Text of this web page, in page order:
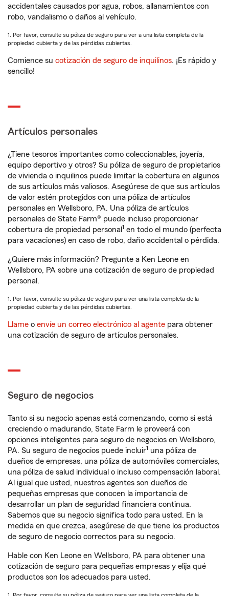
accidentales causados por agua, robos, allanamientos con
robo, vandalismo o daños al vehículo.
1. Por favor, consulte su póliza de seguro para ver a una lista completa de la
propiedad cubierta y de las pérdidas cubiertas.
Comience su cotización de seguro de inquilinos. ¡Es rápido y
sencillo!
Artículos personales
¿Tiene tesoros importantes como coleccionables, joyería,
equipo deportivo y otros? Su póliza de seguro de propietarios
de vivienda o inquilinos puede limitar la cobertura en algunos
de sus artículos más valiosos. Asegúrese de que sus artículos
de valor estén protegidos con una póliza de artículos
personales en Wellsboro, PA. Una póliza de artículos
personales de State Farm® puede incluso proporcionar
cobertura de propiedad personal 1 en todo el mundo (perfecta
para vacaciones) en caso de robo, daño accidental o pérdida.
¿Quiere más información? Pregunte a Ken Leone en
Wellsboro, PA sobre una cotización de seguro de propiedad
personal.
1. Por favor, consulte su póliza de seguro para ver una lista completa de la
propiedad cubierta y de las pérdidas cubiertas.
Llame o envíe un correo electrónico al agente para obtener
una cotización de seguro de artículos personales.
Seguro de negocios
Tanto si su negocio apenas está comenzando, como si está
creciendo o madurando, State Farm le proveerá con
opciones inteligentes para seguro de negocios en Wellsboro,
PA. Su seguro de negocios puede incluir1 una póliza de
dueños de empresas, una póliza de automóviles comerciales,
una póliza de salud individual o incluso compensación laboral.
Al igual que usted, nuestros agentes son dueños de
pequeñas empresas que conocen la importancia de
desarrollar un plan de seguridad financiera continua.
Sabemos que su negocio significa todo para usted. En la
medida en que crezca, asegúrese de que tiene los productos
de seguro de negocio correctos para su negocio.
Hable con Ken Leone en Wellsboro, PA para obtener una
cotización de seguro para pequeñas empresas y elija qué
productos son los adecuados para usted.